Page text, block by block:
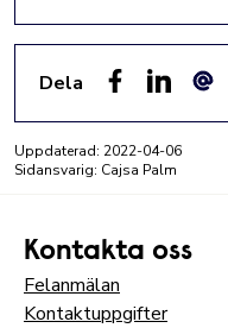
Dela
Uppdaterad: 2022-04-06
Sidansvarig: Cajsa Palm
Kontakta oss
Felanmälan
Kontaktuppgifter